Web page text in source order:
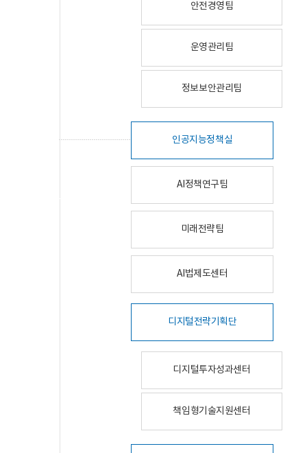
안전경영팀
운영관리팀
정보보안관리팀
인공지능정책실
AI정책연구팀
미래전략팀
AI법제도센터
디지털전략기획단
디지털투자성과센터
책임형기술지원센터